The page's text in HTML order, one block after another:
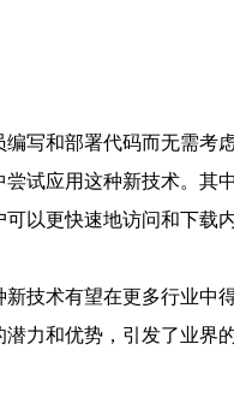
写和部署代码而无需考
试应用这种新技术。其
以更快速地访问和下
技术有望在更多行业中
力和优势，引发了业